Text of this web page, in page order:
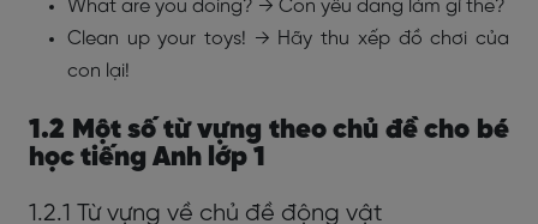
What are you doing? → Con yêu đang làm gì thế?
Clean up your toys! → Hãy thu xếp đồ chơi của
con lại!
1.2 Một số từ vựng theo chủ đề cho bé
học tiếng Anh lớp 1
1.2.1 Từ vựng về chủ đề động vật